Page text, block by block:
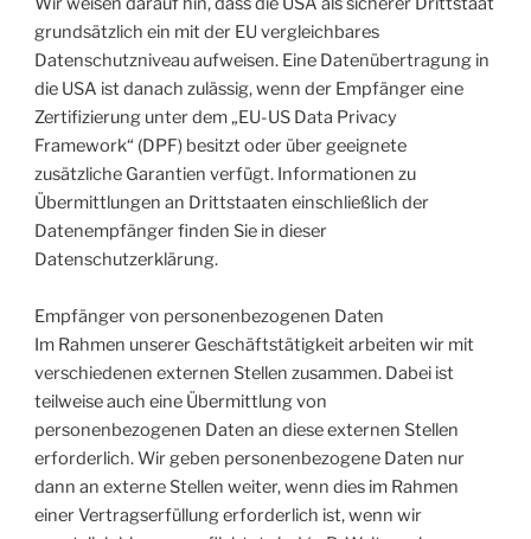
grundsätzlich ein mit der EU vergleichbares
Datenschutzniveau aufweisen. Eine Datenübertragung in
die USA ist danach zulässig, wenn der Empfänger eine
Zertifizierung unter dem „EU-US Data Privacy
Framework“ (DPF) besitzt oder über geeignete
zusätzliche Garantien verfügt. Informationen zu
Übermittlungen an Drittstaaten einschließlich der
Datenempfänger finden Sie in dieser
Datenschutzerklärung.
Empfänger von personenbezogenen Daten
Im Rahmen unserer Geschäftstätigkeit arbeiten wir mit
verschiedenen externen Stellen zusammen. Dabei ist
teilweise auch eine Übermittlung von
personenbezogenen Daten an diese externen Stellen
erforderlich. Wir geben personenbezogene Daten nur
dann an externe Stellen weiter, wenn dies im Rahmen
einer Vertragserfüllung erforderlich ist, wenn wir